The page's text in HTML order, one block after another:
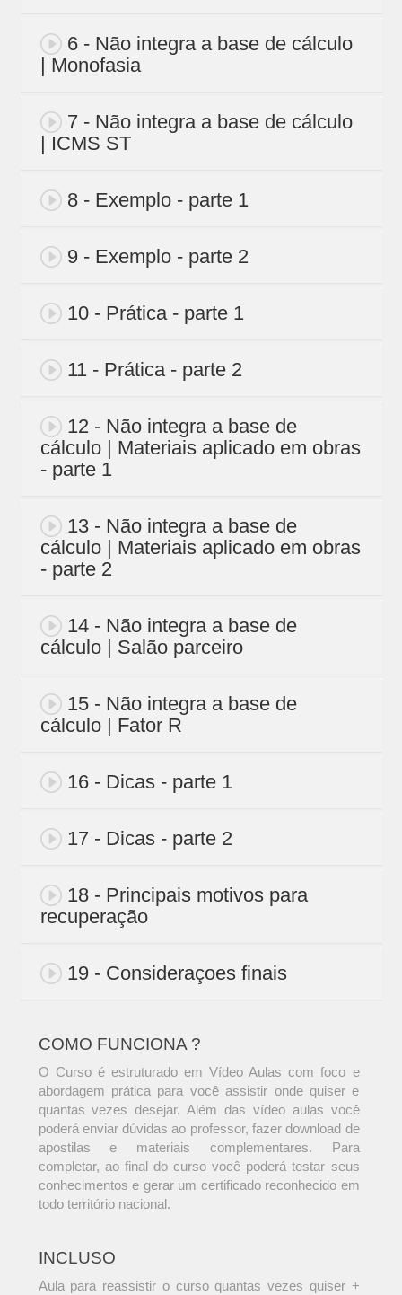
6 - Não integra a base de cálculo
| Monofasia
7 - Não integra a base de cálculo
| ICMS ST
8 - Exemplo - parte 1
9 - Exemplo - parte 2
10 - Prática - parte 1
11 - Prática - parte 2
12 - Não integra a base de
cálculo | Materiais aplicado em obras
- parte 1
13 - Não integra a base de
cálculo | Materiais aplicado em obras
- parte 2
14 - Não integra a base de
cálculo | Salão parceiro
15 - Não integra a base de
cálculo | Fator R
16 - Dicas - parte 1
17 - Dicas - parte 2
18 - Principais motivos para
recuperação
19 - Consideraçoes finais
COMO FUNCIONA ?
O Curso é estruturado em Vídeo Aulas com foco e
abordagem prática para você assistir onde quiser e
quantas vezes desejar. Além das vídeo aulas você
poderá enviar dúvidas ao professor, fazer download de
apostilas e materiais complementares. Para
completar, ao final do curso você poderá testar seus
conhecimentos e gerar um certificado reconhecido em
todo território nacional.
INCLUSO
Aula para reassistir o curso quantas vezes quiser +